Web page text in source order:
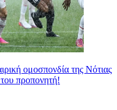
ομοσπονδία της Νότιας
προπονητή!